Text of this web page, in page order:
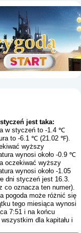
jest taka:
w styczeń to -1.4 ℃
to -6.1 ℃ (21.02 ℉).
wyższy
wynosi około -0.9 ℃
oczekiwać wyższy
wynosi około -1.05
dni styczeń jest 16.3.
co oznacza ten numer).
pogoda może różnić się
tego miesiąca wynosi
7:51 i na końcu
dla kapitału i